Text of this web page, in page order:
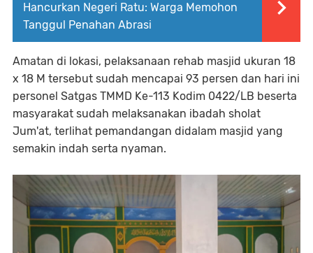
Hancurkan Negeri Ratu: Warga Memohon
Tanggul Penahan Abrasi
Amatan di lokasi, pelaksanaan rehab masjid ukuran 18
x 18 M tersebut sudah mencapai 93 persen dan hari ini
personel Satgas TMMD Ke-113 Kodim 0422/LB beserta
masyarakat sudah melaksanakan ibadah sholat
Jum'at, terlihat pemandangan didalam masjid yang
semakin indah serta nyaman.